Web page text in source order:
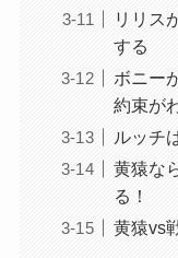
リリス
する
ボニー
約束が
ルッチ
黄猿な
る！
黄猿vs